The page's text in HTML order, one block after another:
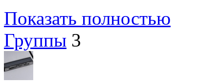
Показать полностью
Группы 3